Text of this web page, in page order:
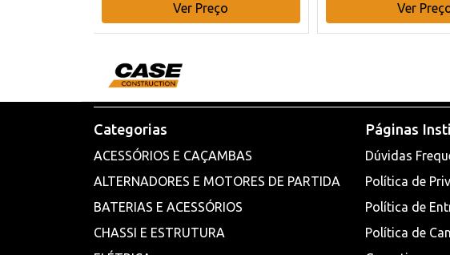
Ver Preço
Ver
Categorias
ACESSÓRIOS E CAÇAMBAS
ALTERNADORES E MOTORES DE PARTIDA
BATERIAS E ACESSÓRIOS
CHASSI E ESTRUTURA
Páginas
Dúvidas
Política de
Política de
Política de